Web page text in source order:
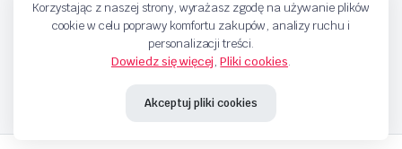
Korzystając z naszej strony, wyrażasz zgodę na używanie plików
cookie w celu poprawy komfortu zakupów, analizy ruchu i
personalizacji treści.
Dowiedz się więcej,Pliki cookies.
Akceptuj pliki cookies